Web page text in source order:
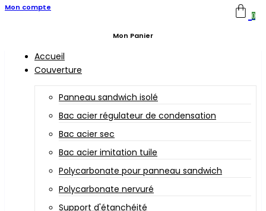
Mon compte
0
Mon Panier
Accueil
Couverture
Panneau sandwich isolé
Bac acier régulateur de condensation
Bac acier sec
Bac acier imitation tuile
Polycarbonate pour panneau sandwich
Polycarbonate nervuré
Support d'étanchéité